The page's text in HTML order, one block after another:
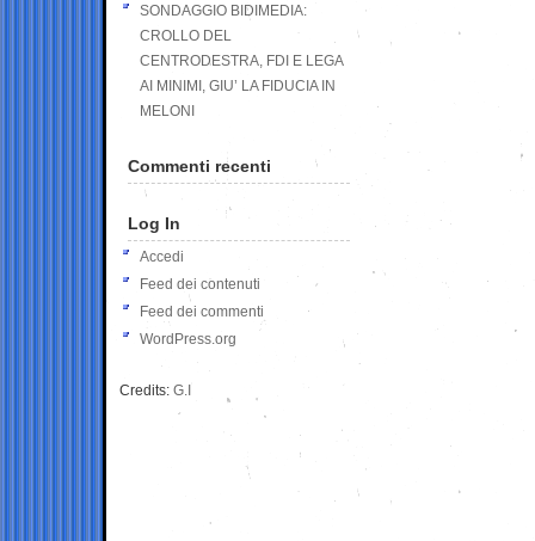
SONDAGGIO BIDIMEDIA:
CROLLO DEL
CENTRODESTRA, FDI E LEGA
AI MINIMI, GIU’ LA FIDUCIA IN
MELONI
Commenti recenti
Log In
Accedi
Feed dei contenuti
Feed dei commenti
WordPress.org
Credits: G.I